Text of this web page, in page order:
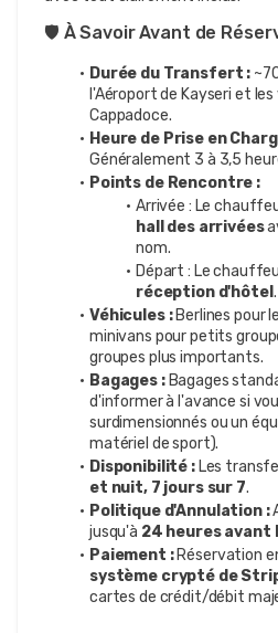
🛡️ À Savoir Avant de
Durée du Transfert :
l'Aéroport de Kayseri et
Cappadoce.
Heure de Prise en
Généralement 3 à 3,5
Points de Rencontre :
hall des arrivées
nom.
réception d'hôtel .
Véhicules : Berlines pour
minivans pour petits
groupes plus importants.
Bagages : Bagages
d'informer à l'avance si
surdimensionnés ou un
matériel de sport).
Disponibilité : Les
et nuit, 7 jours sur 7.
Politique d'Annulation :
jusqu'à 24 heures
Paiement : Réservation
système crypté de
cartes de crédit/débit